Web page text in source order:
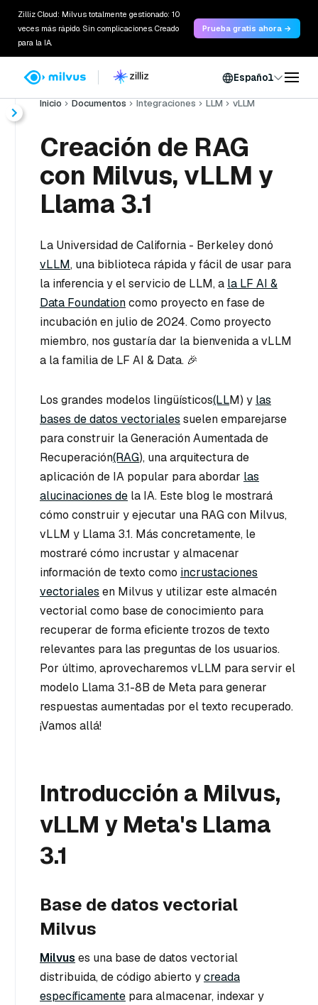
Zilliz Cloud: Milvus totalmente gestionado: 10
veces más rápido. Sin complicaciones. Creado
para la IA.
Prueba gratis ahora →
Español
Inicio Documentos Integraciones LLM vLLM
Creación de RAG
con Milvus, vLLM y
Llama 3.1
La Universidad de California - Berkeley donó
vLLM, una biblioteca rápida y fácil de usar para
la inferencia y el servicio de LLM, a la LF AI &
Data Foundationcomo proyecto en fase de
incubación en julio de 2024. Como proyecto
miembro, nos gustaría dar la bienvenida a vLLM
a la familia de LF AI & Data. 🎉
Los grandes modelos lingüísticos(LLM) y las
bases de datos vectoriales suelen emparejarse
para construir la Generación Aumentada de
Recuperación(RAG), una arquitectura de
aplicación de IA popular para abordar las
alucinaciones de la IA. Este blog le mostrará
cómo construir y ejecutar una RAG con Milvus,
vLLM y Llama 3.1. Más concretamente, le
mostraré cómo incrustar y almacenar
información de texto como incrustaciones
vectoriales en Milvus y utilizar este almacén
vectorial como base de conocimiento para
recuperar de forma eficiente trozos de texto
relevantes para las preguntas de los usuarios.
Por último, aprovecharemos vLLM para servir el
modelo Llama 3.1-8B de Meta para generar
respuestas aumentadas por el texto recuperado.
¡Vamos allá!
Introducción a Milvus,
vLLM y Meta's Llama
3.1
Base de datos vectorial
Milvus
Milvus es una base de datos vectorial
distribuida, de código abierto ycreada
específicamente para almacenar, indexar y